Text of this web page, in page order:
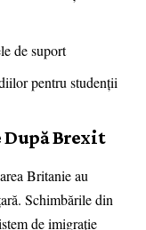
de suport
pentru studenții
Brexit
Britanie au
Schimbările din
de imigrație